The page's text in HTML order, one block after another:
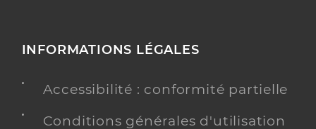
INFORMATIONS LÉGALES
Accessibilité : conformité partielle
Conditions générales d'utilisation